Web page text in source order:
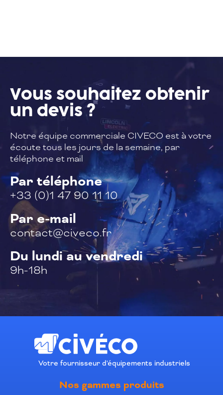
Vous souhaitez obtenir
un devis ?
Notre équipe commerciale CIVECO est àvotre
écoute tous les jours de la semaine, par
téléphone et mail
Par téléphone
+33 (0)1 47 90 11 10
Par e-mail
contact@civeco.fr
Du lundi au vendredi
9h-18h
Votre fournisseur d'équipements industriels
Nos gammes produits